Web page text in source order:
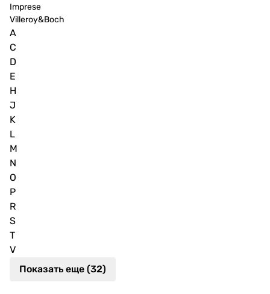
Imprese
Villeroy&Boch
A
C
D
E
H
J
K
L
M
N
O
P
R
S
T
V
Показать еще (32)